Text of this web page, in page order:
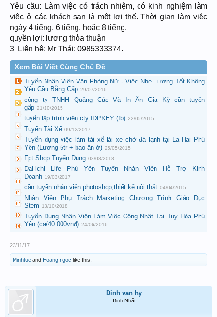
Yêu cầu: Làm việc có trách nhiệm, có kinh nghiệm làm
việc ở các khách sạn là một lợi thế. Thời gian làm việc
ngày 4 tiếng, 6 tiếng, hoặc 8 tiếng.
quyền lợi: lương thỏa thuận
3. Liên hệ: Mr Thái: 0985333374.
Xem Bài Viết Cùng Chủ Đề
Tuyển Nhân Viên Văn Phòng Nữ - Việc Nhẹ Lương Tốt Không
Yêu Cầu Bằng Cấp 29/07/2016
công ty TNHH Quảng Cáo Và In Ấn Gia Kỳ cần tuyển
gấp 21/10/2015
tuyển lập trình viên cty IDPKEY (fb) 22/05/2015
Tuyển Tài Xế 09/12/2017
Tuyển dụng việc làm tài xế lái xe chở đá lạnh tại La Hai Phú
Yên (Lương 5tr + bao ăn ở) 25/05/2015
Fpt Shop Tuyển Dụng 03/08/2018
Dai-ichi Life Phú Yên Tuyển Nhân Viên Hỗ Trợ Kinh
Doanh 19/03/2017
cần tuyển nhân viên photoshop,thiết kế nội thất 04/04/2015
Nhân Viên Phụ Trách Marketing Chương Trình Giáo Dục
Stem
13/10/2018
Tuyển Dụng Nhân Viên Làm Việc Công Nhật Tại Tuy Hòa Phú
Yên (ca/40.000vnđ) 24/06/2016
23/11/17
Minhtue and Hoang ngoc like this.
Dinh van hy
Binh Nhất